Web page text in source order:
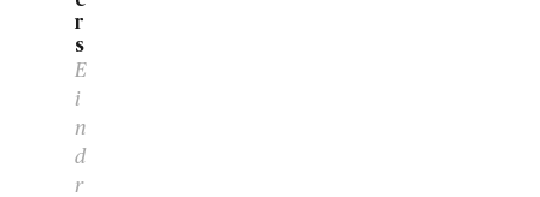
r
s
E
i
n
d
r